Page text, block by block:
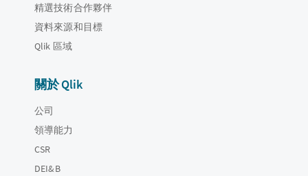
精選技術合作夥伴
資料來源和目標
Qlik 區域
關於 Qlik
公司
領導能力
CSR
DEI&B